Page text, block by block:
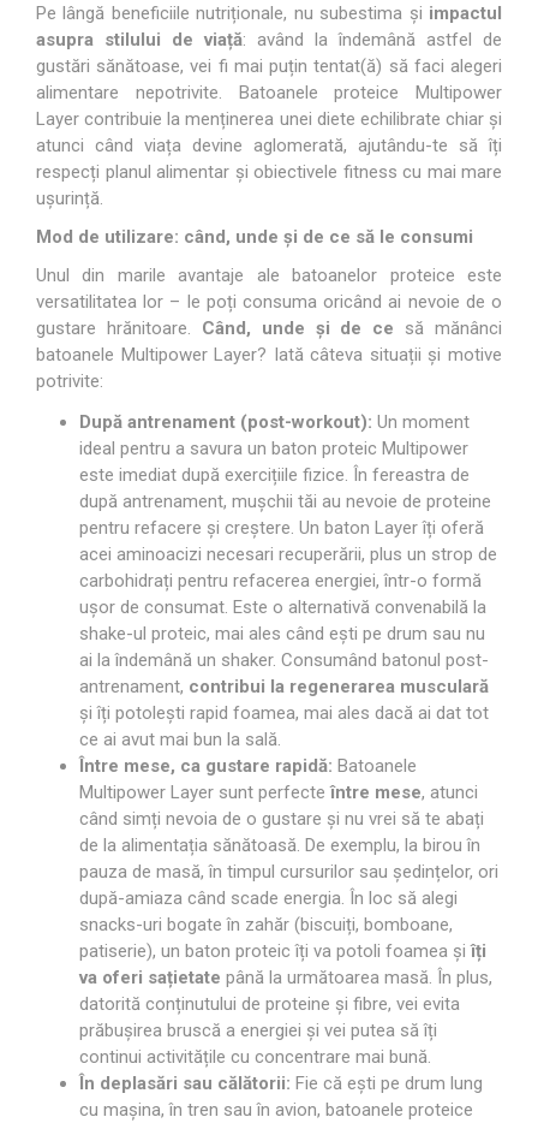
Pe lângă beneficiile nutriționale, nu subestima și impactul
asupra stilului de viață: având la îndemână astfel de
gustări sănătoase, vei fi mai puțin tentat(ă) să faci alegeri
alimentare nepotrivite. Batoanele proteice Multipower
Layer contribuie la menținerea unei diete echilibrate chiar și
atunci când viața devine aglomerată, ajutându-te să îți
respecți planul alimentar și obiectivele fitness cu mai mare
ușurință.
Mod de utilizare: când, unde și de ce să le consumi
Unul din marile avantaje ale batoanelor proteice este
versatilitatea lor – le poți consuma oricând ai nevoie de o
gustare hrănitoare. Când, unde și de ce să mănânci
batoanele Multipower Layer? Iată câteva situații și motive
potrivite:
După antrenament (post-workout): Un moment
ideal pentru a savura un baton proteic Multipower
este imediat după exercițiile fizice. În fereastra de
după antrenament, mușchii tăi au nevoie de proteine
pentru refacere și creștere. Un baton Layer îți oferă
acei aminoacizi necesari recuperării, plus un strop de
carbohidrați pentru refacerea energiei, într-o formă
ușor de consumat. Este o alternativă convenabilă la
shake-ul proteic, mai ales când ești pe drum sau nu
ai la îndemână un shaker. Consumând batonul post-
antrenament, contribui la regenerarea musculară
și îți potolești rapid foamea, mai ales dacă ai dat tot
ce ai avut mai bun la sală.
Între mese, ca gustare rapidă: Batoanele
Multipower Layer sunt perfecteîntre mese, atunci
când simți nevoia de o gustare și nu vrei să te abați
de la alimentația sănătoasă. De exemplu, la birou în
pauza de masă, în timpul cursurilor sau ședințelor, ori
după-amiaza când scade energia. În loc să alegi
snacks-uri bogate în zahăr (biscuiți, bomboane,
patiserie), un baton proteic îți va potoli foamea șiîți
va oferi sațietate până la următoarea masă. În plus,
datorită conținutului de proteine și fibre, vei evita
prăbușirea bruscă a energiei și vei putea să îți
continui activitățile cu concentrare mai bună.
În deplasări sau călătorii: Fie că ești pe drum lung
cu mașina, în tren sau în avion, batoanele proteice